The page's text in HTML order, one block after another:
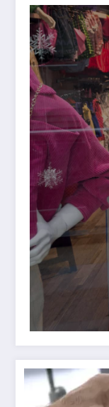
Recargas